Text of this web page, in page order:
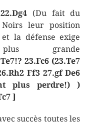
(Du fait du
leur position
la défense exige
grande
23.Fc6 (23.Te7
Ff3 27.gf De6
plus perdre!) )
]
succès toutes les